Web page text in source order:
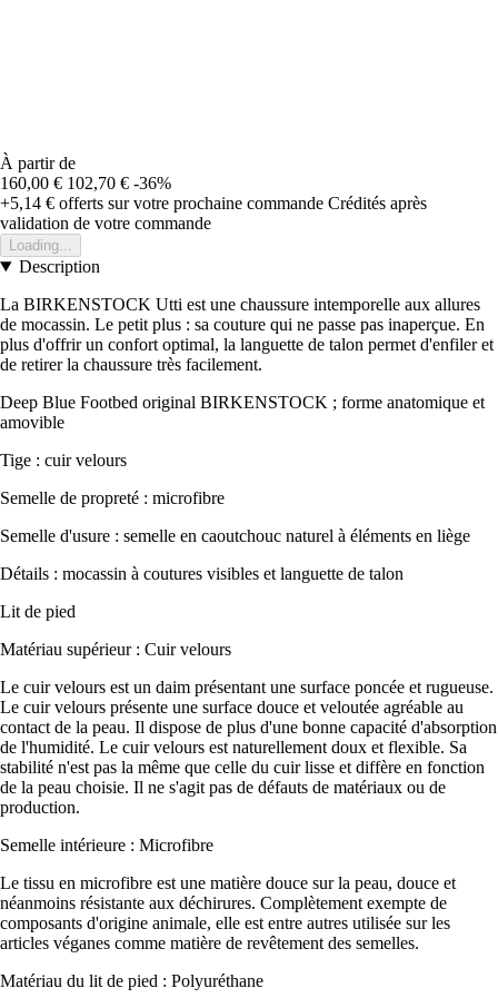
À partir de
160,00 € 102,70 € -36%
+5,14 € offerts sur votre prochaine commande Crédités après
validation de votre commande
Loading...
Description
La BIRKENSTOCK Utti est une chaussure intemporelle aux allures
de mocassin. Le petit plus : sa couture qui ne passe pas inaperçue. En
plus d'offrir un confort optimal, la languette de talon permet d'enfiler et
de retirer la chaussure très facilement.
Deep Blue Footbed original BIRKENSTOCK ; forme anatomique et
amovible
Tige : cuir velours
Semelle de propreté : microfibre
Semelle d'usure : semelle en caoutchouc naturel à éléments en liège
Détails : mocassin à coutures visibles et languette de talon
Lit de pied
Matériau supérieur : Cuir velours
Le cuir velours est un daim présentant une surface poncée et rugueuse.
Le cuir velours présente une surface douce et veloutée agréable au
contact de la peau. Il dispose de plus d'une bonne capacité d'absorption
de l'humidité. Le cuir velours est naturellement doux et flexible. Sa
stabilité n'est pas la même que celle du cuir lisse et diffère en fonction
de la peau choisie. Il ne s'agit pas de défauts de matériaux ou de
production.
Semelle intérieure : Microfibre
Le tissu en microfibre est une matière douce sur la peau, douce et
néanmoins résistante aux déchirures. Complètement exempte de
composants d'origine animale, elle est entre autres utilisée sur les
articles véganes comme matière de revêtement des semelles.
Matériau du lit de pied : Polyuréthane